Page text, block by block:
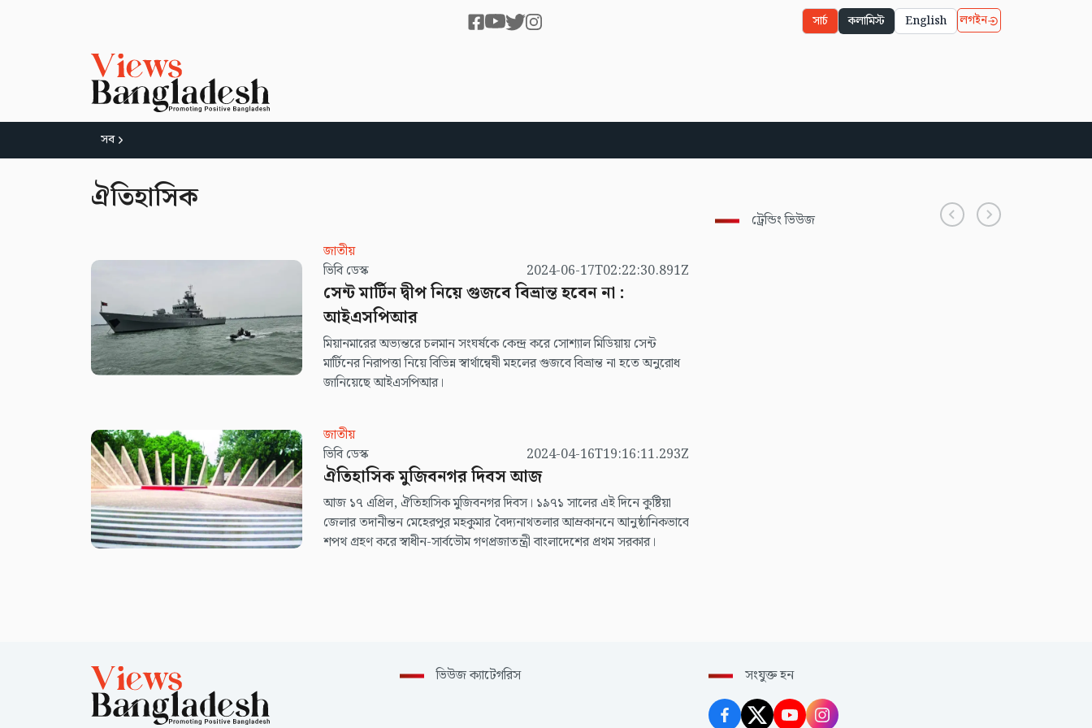
সার্চ কলামিস্ট English লগইন
সব
ঐতিহাসিক
জাতীয়
ভিবি ডেস্ক
2024-06-17T02:22:30.891Z
সেন্ট মার্টিন দ্বীপ নিয়ে গুজবে বিভ্রান্ত হবেন না :
আইএসপিআর
মিয়ানমারের অভ্যন্তরে চলমান সংঘর্ষকে কেন্দ্র করে সোশ্যাল মিডিয়ায় সেন্ট
মার্টিনের নিরাপত্তা নিয়ে বিভিন্ন স্বার্থান্বেষী মহলের গুজবে বিভ্রান্ত না হতে অনুরোধ
জানিয়েছে আইএসপিআর।
জাতীয়
ভিবি ডেস্ক
2024-04-16T19:16:11.293Z
ঐতিহাসিক মুজিবনগর দিবস আজ
আজ ১৭ এপ্রিল, ঐতিহাসিক মুজিবনগর দিবস। ১৯৭১ সালের এই দিনে কুষ্টিয়া
জেলার তদানীন্তন মেহেরপুর মহকুমার বৈদ্যনাথতলার আম্রকাননে আনুষ্ঠানিকভাবে
শপথ গ্রহণ করে স্বাধীন-সার্বভৌম গণপ্রজাতন্ত্রী বাংলাদেশের প্রথম সরকার।
ট্রেন্ডিং ভিউজ
ভিউজ ক্যাটেগরিস সংযুক্ত হন